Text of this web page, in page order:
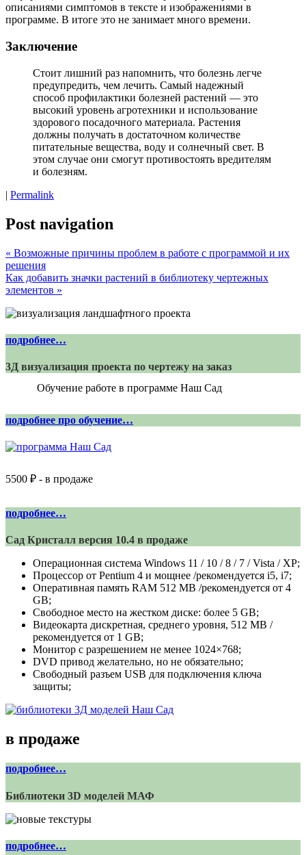
описаниями симптомов в тексте и изображениями в
программе. В итоге это не занимает много времени.
Заключение
Стоит лишний раз напомнить, что болезнь легче
предупредить, чем лечить. Самый надежный
способ профилактики болезней растений — это
высокий уровень агротехники и использование
здорового посадочного материала. Растения
должны получать в достаточном количестве
питательные вещества, воду и солнечный свет. В
этом случае они смогут противостоять вредителям
и болезням.
| Permalink
Post navigation
« Возможные причины проблем в работе с программой и их
решения
Как добавить значки растений в библиотеку чертежных
элементов »
подробнее…
3Д визуализация проекта по чертежу на заказ
Обучение работе в программе Наш Сад
подробнее про обучение…
5500 ₽ - в продаже
подробнее…
Сад Кристалл версия 10.4 в продаже
Операционная система Windows 11 / 10 / 8 / 7 / Vista / XP;
Процессор от Pentium 4 и мощнее /рекомендуется i5, i7;
Оперативная память RAM 512 MB /рекомендуется от 4
GB;
Свободное место на жестком диске: более 5 GB;
Видеокарта дискретная, среднего уровня, 512 МB /
рекомендуется от 1 GB;
Монитор с разрешением не менее 1024×768;
DVD привод желательно, но не обязательно;
Свободный разъем USB для подключения ключа
защиты;
в продаже
подробнее…
Библиотеки 3D моделей МАФ
подробнее…